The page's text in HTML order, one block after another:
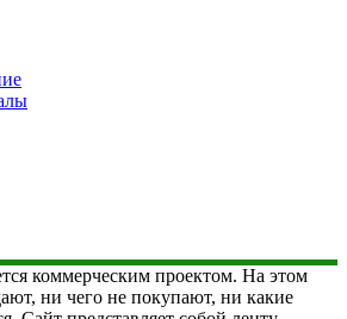
коммерческим проектом. На этом
ни чего не покупают, ни какие